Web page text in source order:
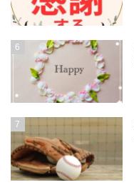
6
7